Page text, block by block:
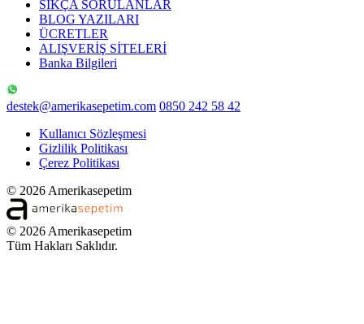
SIKÇA SORULANLAR
BLOG YAZILARI
ÜCRETLER
ALIŞVERİŞ SİTELERİ
Banka Bilgileri
destek@amerikasepetim.com 0850 242 58 42
Kullanıcı Sözleşmesi
Gizlilik Politikası
Çerez Politikası
© 2026 Amerikasepetim
© 2026 Amerikasepetim
Tüm Hakları Saklıdır.